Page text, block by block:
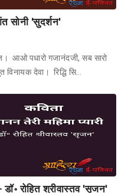
सोनी 'सुदर्शन'
आओ पधारो गजानंदजी, सब सारो
विनायक देवा। रिद्धि सि…
डॉ॰ रोहित श्रीवास्तव 'सृजन'